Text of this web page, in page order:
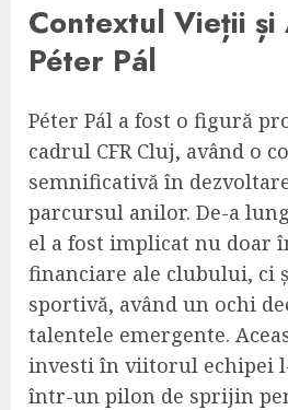
Contextul Vieții
Péter Pál
Péter Pál a fost o figură
cadrul CFR Cluj, având o
semnificativă în
parcursul anilor. De-a
el a fost implicat nu doar
financiare ale clubului, ci
sportivă, având un ochi
talentele emergente.
investi în viitorul echipei
într-un pilon de sprijin